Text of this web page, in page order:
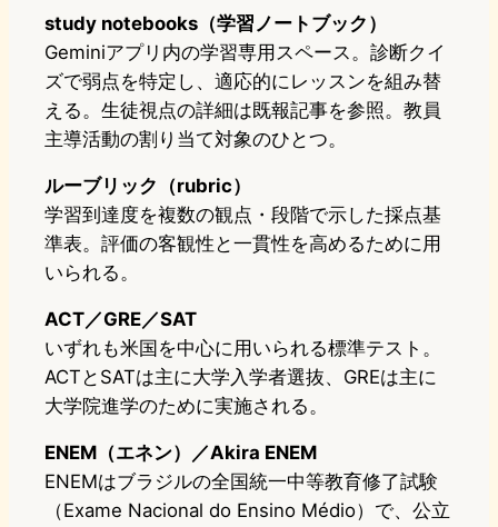
study notebooks（学習ノートブック）
Geminiアプリ内の学習専用スペース。診断クイ
ズで弱点を特定し、適応的にレッスンを組み替
える。生徒視点の詳細は既報記事を参照。教員
主導活動の割り当て対象のひとつ。
ルーブリック（rubric）
学習到達度を複数の観点・段階で示した採点基
準表。評価の客観性と一貫性を高めるために用
いられる。
ACT／GRE／SAT
いずれも米国を中心に用いられる標準テスト。
ACTとSATは主に大学入学者選抜、GREは主に
大学院進学のために実施される。
ENEM（エネン）／Akira ENEM
ENEMはブラジルの全国統一中等教育修了試験
（Exame Nacional do Ensino Médio）で、公立